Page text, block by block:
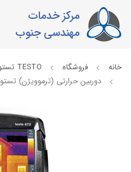
مرکز خدمات
مهندسی جنوب
خانه فروشگاه TESTO تستو
دوربین حرارتی (ترموویژن) تستو 872 | testo thermal imager